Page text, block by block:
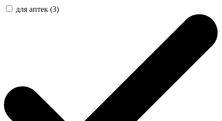
для аптек (3)